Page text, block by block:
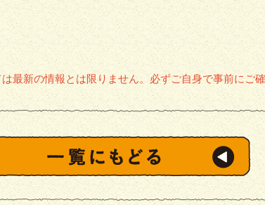
最新の情報とは限りません。必ずご自身で事前にご